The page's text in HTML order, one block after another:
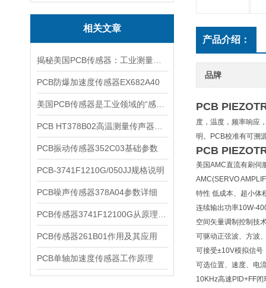
相关文章
PCB防爆加速度传感器EX682A40
PCB振动传感器352C03基础参数
PCB-3741F1210G/050JJ规格说明
PCB噪声传感器378A04参数详细
PCB传感器261B01作用及其应用
PCB单轴加速度传感器工作原理
产品介绍：
品牌
PCB
度，温度，频率响应
明。PCB校准有可溯
PCB
美国AMC直流有刷伺
AMC(SERVO
特性 低成本、超小体
连续输出功率10W-
空间矢量调制控制技
可驱动正弦波、方波
可接受±10V模拟信号
可选位置、速度、电
10KHz高速PID+FF